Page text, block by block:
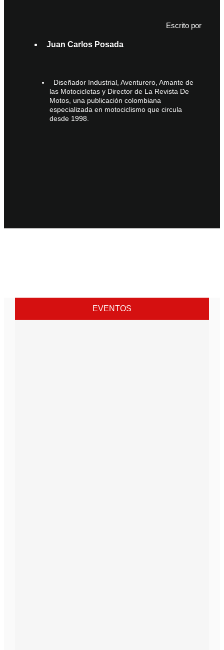
Escrito por
Juan Carlos Posada
Diseñador Industrial, Aventurero, Amante de
las Motocicletas y Director de La Revista De
Motos, una publicación colombiana
especializada en motociclismo que circula
desde 1998.
EVENTOS